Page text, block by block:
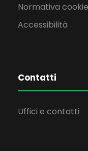
Normativa
Accessibilità
Contatti
Uffici e contatti